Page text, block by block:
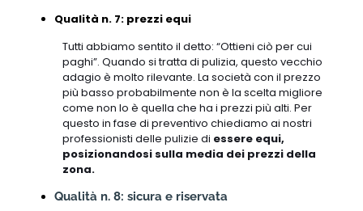
Qualità n. 7: prezzi equi
Tutti abbiamo sentito il detto: “Ottieni ciò per cui
paghi”. Quando si tratta di pulizia, questo vecchio
adagio è molto rilevante. La società con il prezzo
più basso probabilmente non è la scelta migliore
come non lo è quella che ha i prezzi più alti. Per
questo in fase di preventivo chiediamo ai nostri
professionisti delle pulizie di essere equi,
posizionandosi sulla media dei prezzi della
zona.
Qualità n. 8: sicura e riservata